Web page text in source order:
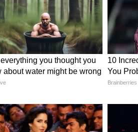
भी आलोचना की
को सत्ता में
ने कहा, "चंद्रबाबू
दर्शाता है। यह
संभाला है,